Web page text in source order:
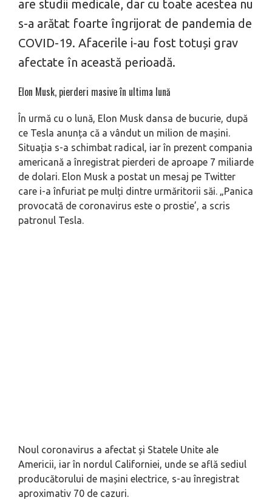
are studii medicale, dar cu toate acestea nu
s-a arătat foarte îngrijorat de pandemia de
COVID-19. Afacerile i-au fost totuși grav
afectate în această perioadă.
Elon Musk, pierderi masive în ultima lună
În urmă cu o lună, Elon Musk dansa de bucurie, după
ce Tesla anunța că a vândut un milion de mașini.
Situația s-a schimbat radical, iar în prezent compania
americană a înregistrat pierderi de aproape 7 miliarde
de dolari. Elon Musk a postat un mesaj pe Twitter
care i-a înfuriat pe mulți dintre urmăritorii săi. „Panica
provocată de coronavirus este o prostie’, a scris
patronul Tesla.
Noul coronavirus a afectat și Statele Unite ale
Americii, iar în nordul Californiei, unde se află sediul
producătorului de mașini electrice, s-au înregistrat
aproximativ 70 de cazuri.